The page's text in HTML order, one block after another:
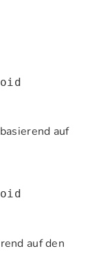
auf
auf den